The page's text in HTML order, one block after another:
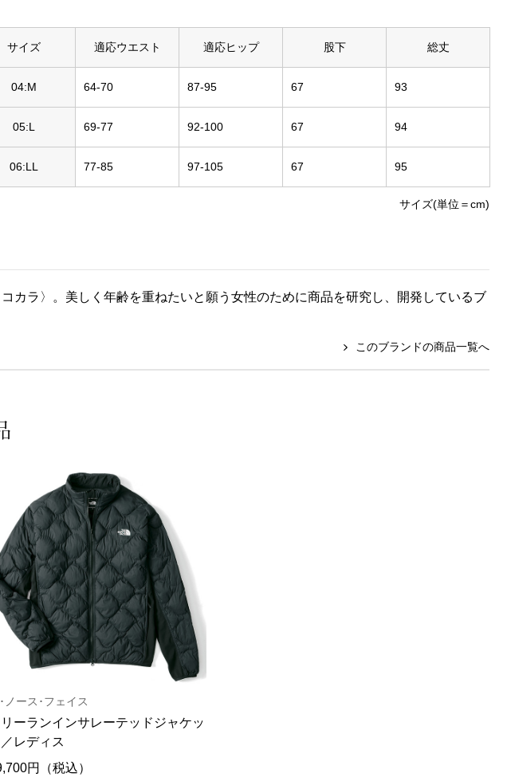
サイズ 適応ウエスト 適応ヒップ 股下 総丈
04:M 64-70 87-95 67 93
05:L 69-77 92-100 67 94
06:LL 77-85 97-105 67 95
サイズ(単位＝cm)
カラ〉。美しく年齢を重ねたいと願う女性のために商品を研究し、開発しているブ
このブランドの商品一覧へ
ノース･フェイス
ーランインサレーテッドジャケッ
／レディス
円（税込）